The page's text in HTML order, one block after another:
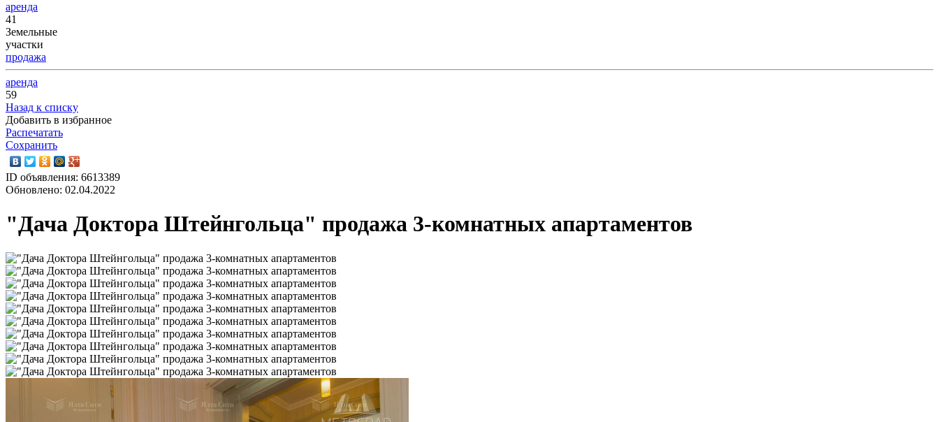
аренда
41
Земельные
участки
продажа
аренда
59
Назад к списку
Добавить в избранное
Распечатать
Сохранить
ID объявления: 6613389
Обновлено: 02.04.2022
"Дача Доктора Штейнгольца" продажа 3-комнатных апартаментов